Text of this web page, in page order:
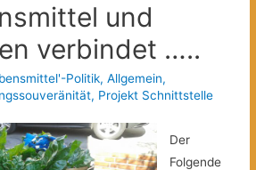
und
verbindet …..
Politik,Allgemein,
, Projekt Schnittstelle
Der
Folgende